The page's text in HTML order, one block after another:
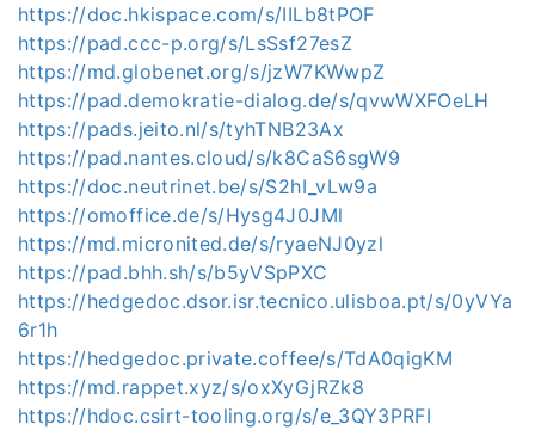
https://doc.hkispace.com/s/IILb8tPOF
https://pad.ccc-p.org/s/LsSsf27esZ
https://md.globenet.org/s/jzW7KWwpZ
https://pad.demokratie-dialog.de/s/qvwWXFOeLH
https://pads.jeito.nl/s/tyhTNB23Ax
https://pad.nantes.cloud/s/k8CaS6sgW9
https://doc.neutrinet.be/s/S2hI_vLw9a
https://omoffice.de/s/Hysg4J0JMl
https://md.micronited.de/s/ryaeNJ0yzl
https://pad.bhh.sh/s/b5yVSpPXC
https://hedgedoc.dsor.isr.tecnico.ulisboa.pt/s/0yVYa
6r1h
https://hedgedoc.private.coffee/s/TdA0qigKM
https://md.rappet.xyz/s/oxXyGjRZk8
https://hdoc.csirt-tooling.org/s/e_3QY3PRFI